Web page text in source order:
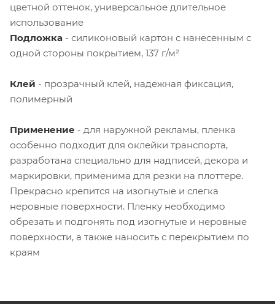
цветной оттенок, универсальное длительное
использование
Подложка - силиконовый картон с нанесенным с
одной стороны покрытием, 137 г/м²
Клей - прозрачный клей, надежная фиксация,
полимерный
Применение - для наружной рекламы, пленка
особенно подходит для оклейки транспорта,
разработана специально для надписей, декора и
маркировки, применима для резки на плоттере.
Прекрасно крепится на изогнутые и слегка
неровные поверхности. Пленку необходимо
обрезать и подгонять под изогнутые и неровные
поверхности, а также наносить с перекрытием по
краям